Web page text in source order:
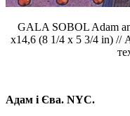
GALA SOBOL Adam
x14,6 (8 1/4 x 5 3/4 in) //
Адам і Єва. NYC.